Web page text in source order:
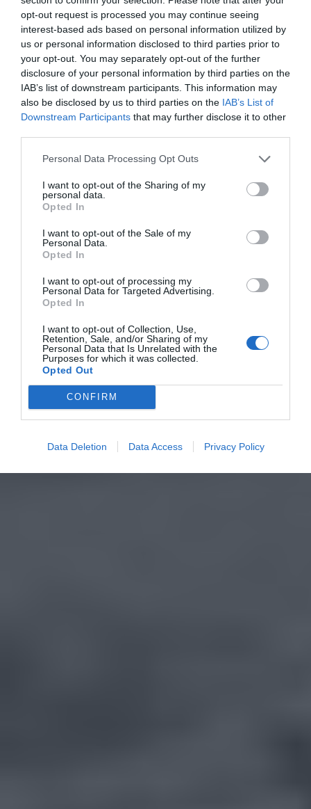
opt-out request is processed you may continue seeing
interest-based ads based on personal information utilized by
us or personal information disclosed to third parties prior to
your opt-out. You may separately opt-out of the further
disclosure of your personal information by third parties on the
IAB’s list of downstream participants. This information may
also be disclosed by us to third parties on the IAB’s List of
Downstream Participants that may further disclose it to other
Personal Data Processing Opt Outs
I want to opt-out of the Sharing of my
personal data.
Opted In
I want to opt-out of the Sale of my
Personal Data.
Opted In
I want to opt-out of processing my
Personal Data for Targeted Advertising.
Opted In
I want to opt-out of Collection, Use,
Retention, Sale, and/or Sharing of my
Personal Data that Is Unrelated with the
Purposes for which it was collected.
Opted Out
CONFIRM
Data Deletion Data Access Privacy Policy